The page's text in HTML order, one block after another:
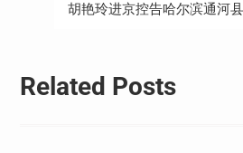
胡艳玲进京控告哈尔滨通河
Related Posts